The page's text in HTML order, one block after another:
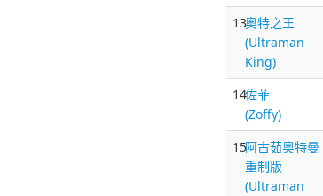
13奥特之王
(Ultraman
King)
14佐菲
(Zoffy)
15阿古茹奥特曼
重制版
(Ultraman